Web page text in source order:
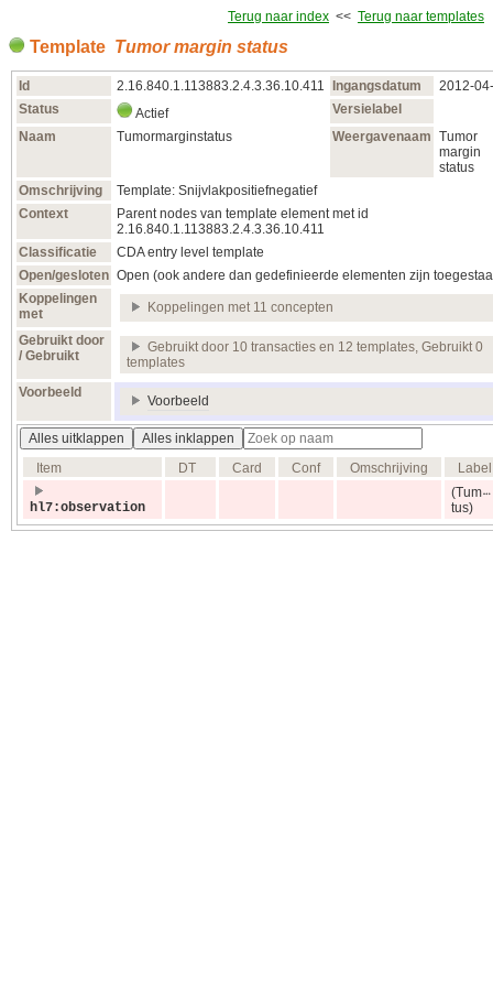
Terug naar index << Terug naar templates
Template Tumor margin status
Id 2.16.840.1.113883.2.4.3.36.10.411 Ingangsdatum
Status
Actief
Versielabel
Naam
Tumormarginstatus Weergavenaam Tumor
margin
status
Omschrijving
Template: Snijvlakpositiefnegatief
Context
Parent nodes van template element met id
2.16.840.1.113883.2.4.3.36.10.411
Classificatie
CDA entry level template
Open/gesloten Open (ook andere dan gedefinieerde elementen zijn
Koppelingen
met
Koppelingen met 11 concepten
Gebruikt door
/ Gebruikt
Gebruikt door 10 transacties en 12 templates, Gebruikt 0
templates
Voorbeeld
Voorbeeld
Alles uitklappen
Alles inklappen
Item
DT Card Conf Omschrijving Label
hl7:observation
(Tum
tus)